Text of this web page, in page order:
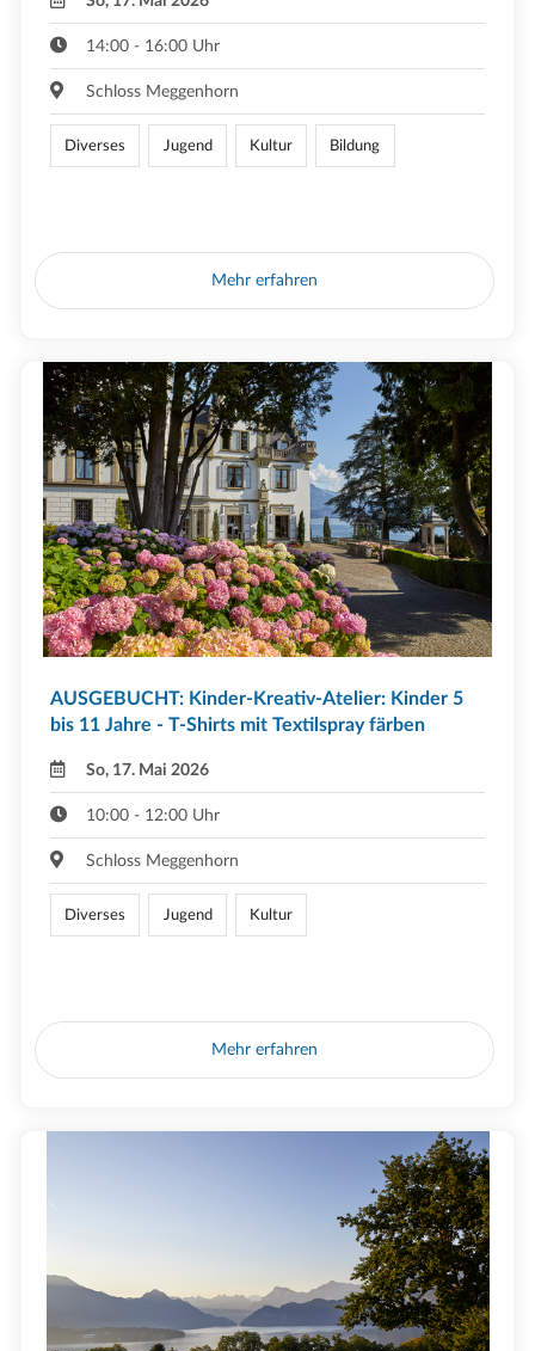
14:00 - 16:00 Uhr
Schloss Meggenhorn
Diverses Jugend Kultur Bildung
Mehr erfahren
AUSGEBUCHT: Kinder-Kreativ-Atelier: Kinder 5
bis 11 Jahre - T-Shirts mit Textilspray färben
So, 17. Mai 2026
10:00 - 12:00 Uhr
Schloss Meggenhorn
Diverses Jugend Kultur
Mehr erfahren